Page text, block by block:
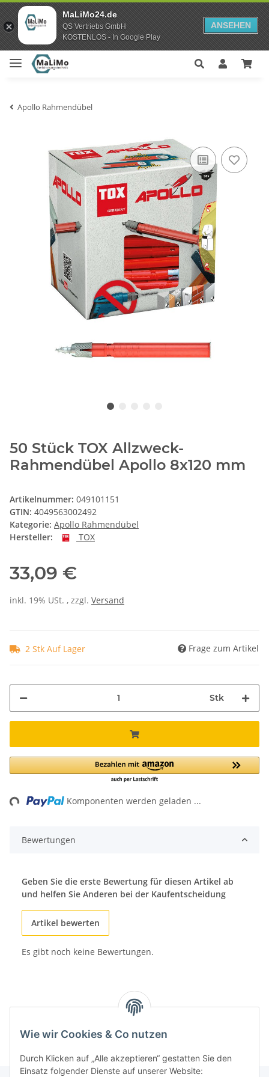
MaLiMo24.de
QS Vertriebs GmbH
KOSTENLOS - In Google Play
ANSEHEN
Apollo Rahmendübel
50 Stück TOX Allzweck-
Rahmendübel Apollo 8x120 mm
Artikelnummer: 049101151
GTIN: 4049563002492
Kategorie: Apollo Rahmendübel
Hersteller:
TOX
33,09 €
inkl. 19% USt. , zzgl. Versand
2 Stk Auf Lager Frage zum Artikel
Stk
Komponenten werden geladen ...
Bewertungen
Geben Sie die erste Bewertung für diesen Artikel ab
und helfen Sie Anderen bei der Kaufentscheidung
Artikel bewerten
Es gibt noch keine Bewertungen.
Wie wir Cookies & Co nutzen
Durch Klicken auf „Alle akzeptieren“ gestatten Sie den
Einsatz folgender Dienste auf unserer Website: